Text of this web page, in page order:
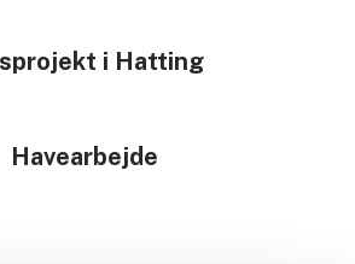
i Hatting
Havearbejde